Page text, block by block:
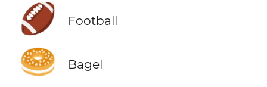
🏈 Football
🥯 Bagel